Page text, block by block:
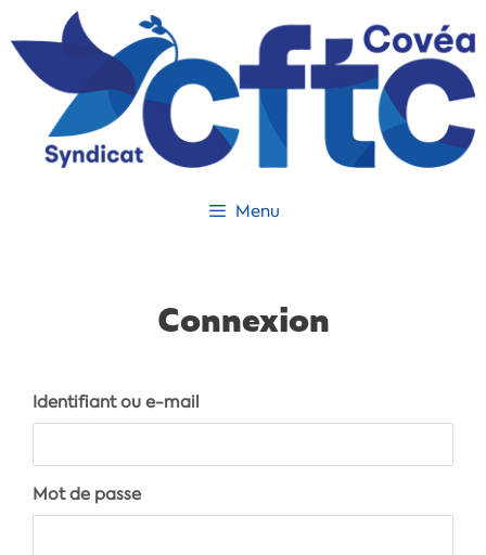
Menu
Connexion
Identifiant ou e-mail
Mot de passe